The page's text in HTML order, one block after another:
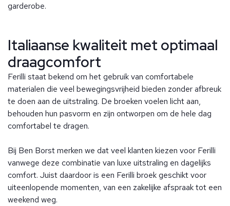
garderobe.
Italiaanse kwaliteit met optimaal
draagcomfort
Ferilli staat bekend om het gebruik van comfortabele
materialen die veel bewegingsvrijheid bieden zonder afbreuk
te doen aan de uitstraling. De broeken voelen licht aan,
behouden hun pasvorm en zijn ontworpen om de hele dag
comfortabel te dragen.
Bij Ben Borst merken we dat veel klanten kiezen voor Ferilli
vanwege deze combinatie van luxe uitstraling en dagelijks
comfort. Juist daardoor is een Ferilli broek geschikt voor
uiteenlopende momenten, van een zakelijke afspraak tot een
weekend weg.